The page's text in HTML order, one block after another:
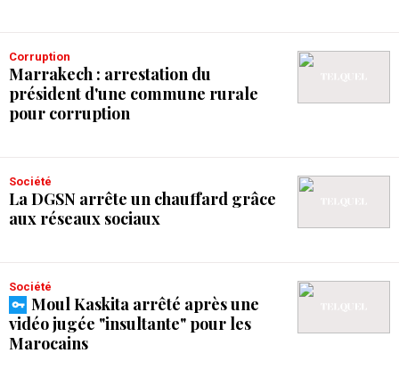
Corruption
Marrakech : arrestation du
président d'une commune rurale
pour corruption
Société
La DGSN arrête un chauffard grâce
aux réseaux sociaux
Société
Moul Kaskita arrêté après une
vidéo jugée "insultante" pour les
Marocains